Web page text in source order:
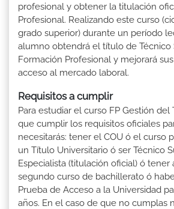
profesional y obtener la titulación
Profesional. Realizando este curso
grado superior) durante un período
alumno obtendrá el título de Técnico
Formación Profesional y mejorará
acceso al mercado laboral.
Requisitos a cumplir
Para estudiar el curso FP Gestión
que cumplir los requisitos oficiales
necesitarás: tener el COU ó el curso
un Título Universitario ó ser Técnico
Especialista (titulación oficial) ó tener
segundo curso de bachillerato ó
Prueba de Acceso a la Universidad
años. En el caso de que no cumplas